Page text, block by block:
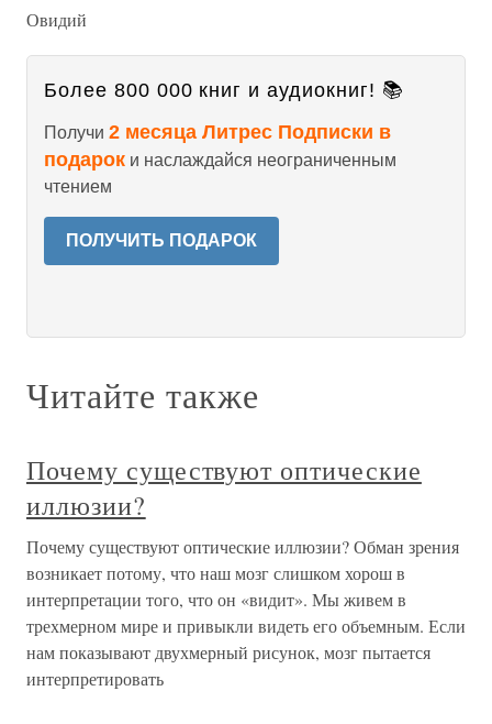
Овидий
Более 800 000 книг и аудиокниг! 📚
Получи 2 месяца Литрес Подписки в
подарок и наслаждайся неограниченным
чтением
ПОЛУЧИТЬ ПОДАРОК
Читайте также
Почему существуют оптические
иллюзии?
Почему существуют оптические иллюзии? Обман зрения
возникает потому, что наш мозг слишком хорош в
интерпретации того, что он «видит». Мы живем в
трехмерном мире и привыкли видеть его объемным. Если
нам показывают двухмерный рисунок, мозг пытается
интерпретировать